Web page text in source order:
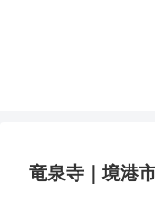
竜泉寺｜境港